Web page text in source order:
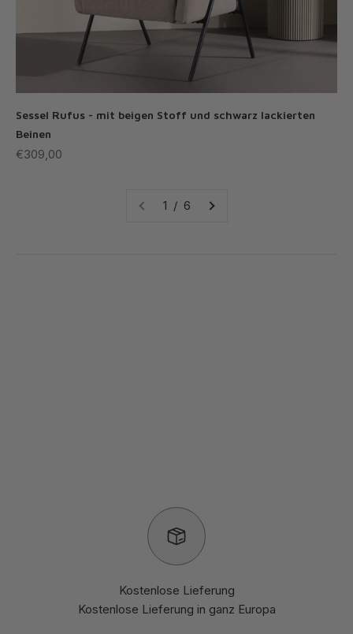
Sessel Rufus - mit beigen Stoff und schwarz lackierten
Beinen
Angebot
€309,00
1 / 6
Kostenlose Lieferung
Kostenlose Lieferung in ganz Europa